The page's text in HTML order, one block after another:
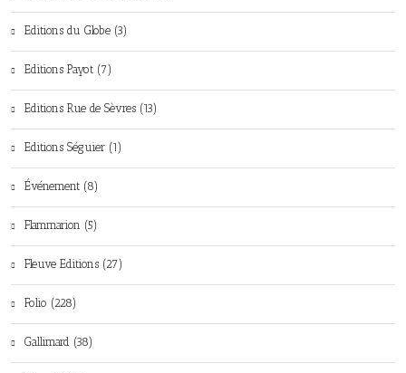
Editions du Globe (3)
Editions Payot (7)
Editions Rue de Sèvres (13)
Editions Séguier (1)
Événement (8)
Flammarion (5)
Fleuve Editions (27)
Folio (228)
Gallimard (38)